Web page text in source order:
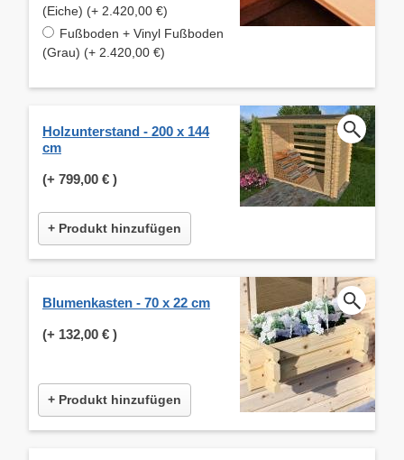
(Eiche) (+ 2.420,00 €)
Fußboden + Vinyl Fußboden
(Grau) (+ 2.420,00 €)
Holzunterstand - 200 x 144
cm
(+ 799,00 € )
+ Produkt hinzufügen
Blumenkasten - 70 x 22 cm
(+ 132,00 € )
+ Produkt hinzufügen